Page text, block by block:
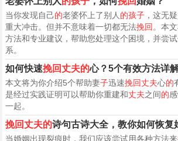
当你发现自己的老婆怀上了别人 的孩子，这无
重大冲击。但并不意味着一切都无法挽回 。本
方法和专业建议，帮助您处理这个困境，并尝
系。
如何快速挽回丈夫的心？5个有效方法详解
本文将为你介绍5个帮助妻子迅速挽回丈夫心的
是经过实践证明可以帮助你重建和丈夫之间的
一起。
挽回丈夫的诗句古诗大全，教你如何恢复
当婚姻出现裂痕时，我们应该尝试用各种方法来